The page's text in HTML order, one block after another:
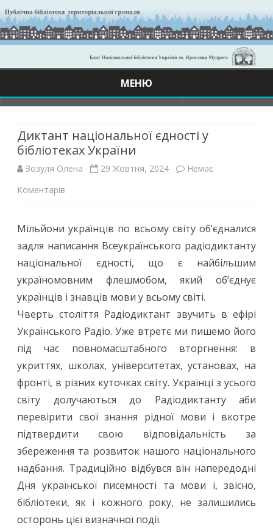
МЕНЮ
Диктант національної єдності у
бібліотеках України
Зозуля Олена 29 Жовтня, 2024
Немає
Коментарів
національної
бібліотеках
України
Мільйони українців по всьому світу об’єдналися
задля написання Всеукраїнського радіодиктанту
національної єдності, що є найбільшим
україномовним флешмобом, який об’єднує
українців і знавців мови у всьому світі.
Чверть століття Радіодиктант звучить в ефірі
Українського Радіо. Уже втретє ми пишемо його
під час повномасштабного вторгнення: в
укриттях, школах, університетах, установах, на
фронті, в різних куточках світу. Українці з усього
світу долучаються до Радіодиктанту аби
перевірити свої знання рідної мови і вкотре
підтвердити свою відповідальність за
збереження та розвиток нашого національного
надбання. Традиційно відбувся він напередодні
Дня української писемності та мови і, звісно,
бібліотеки, як і кожного року, не залишились
осторонь цієї визначної події.